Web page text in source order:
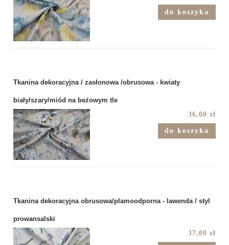
do koszyka
Tkanina dekoracyjna / zasłonowa /obrusowa - kwiaty
biały/szary/miód na beżowym tle
36,00 zł
do koszyka
Tkanina dekoracyjna obrusowa/plamoodporna - lawenda / styl
prowansalski
37,00 zł